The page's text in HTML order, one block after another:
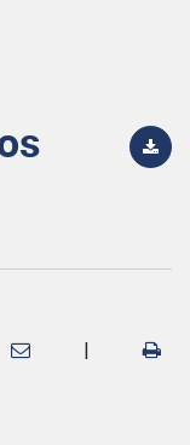
|